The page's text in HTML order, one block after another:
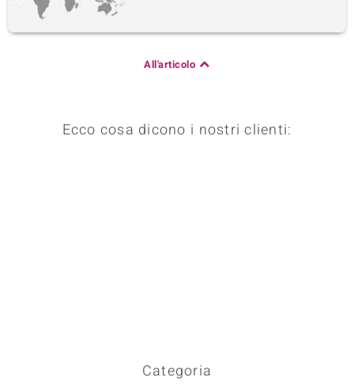
All'articolo
Ecco cosa dicono i nostri clienti:
Categoria